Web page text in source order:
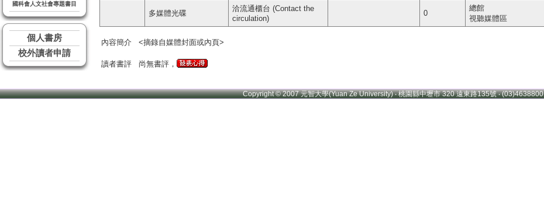
國科會人文社會專題書目
個人書房
校外讀者申請
多媒體光碟
洽流通櫃台 (Contact the
circulation)
0
總館
視聽媒體區
內容簡介 <摘錄自媒體封面或內頁>
讀者書評 尚無書評，
Copyright © 2007 元智大學(Yuan Ze University) ‧ 桃園縣中壢市 320 遠東路135號 ‧ (03)4638800